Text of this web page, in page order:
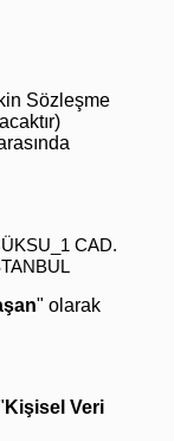
Sözleşme
CAD.
" olarak
Kişisel Veri